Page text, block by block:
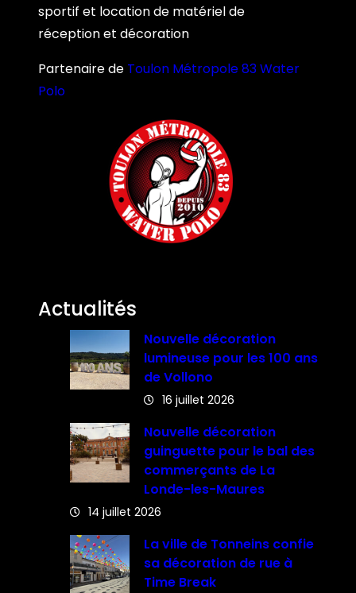
sportif et location de matériel de
réception et décoration
Partenaire de Toulon Métropole 83 Water
Polo
Actualités
Nouvelle décoration
lumineuse pour les 100 ans
de Vollono
16 juillet 2026
Nouvelle décoration
guinguette pour le bal des
commerçants de La
Londe-les-Maures
14 juillet 2026
La ville de Tonneins confie
sa décoration de rue à
Time Break